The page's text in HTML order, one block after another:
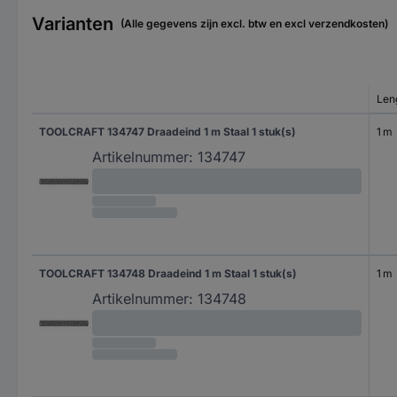
Varianten (Alle gegevens zijn excl. btw en excl verzendkosten)
TOOLCRAFT 134747 Draadeind 1 m Staal 1 stuk(s)
Artikelnummer: 134747
1 m
TOOLCRAFT 134748 Draadeind 1 m Staal 1 stuk(s)
Artikelnummer: 134748
1 m